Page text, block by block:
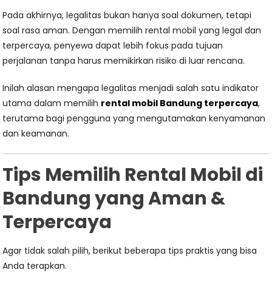
Pada akhirnya, legalitas bukan hanya soal dokumen, tetapi
soal rasa aman. Dengan memilih rental mobil yang legal dan
terpercaya, penyewa dapat lebih fokus pada tujuan
perjalanan tanpa harus memikirkan risiko di luar rencana.
Inilah alasan mengapa legalitas menjadi salah satu indikator
utama dalam memilih rental mobil Bandung terpercaya,
terutama bagi pengguna yang mengutamakan kenyamanan
dan keamanan.
Tips Memilih Rental Mobil di
Bandung yang Aman &
Terpercaya
Agar tidak salah pilih, berikut beberapa tips praktis yang bisa
Anda terapkan.